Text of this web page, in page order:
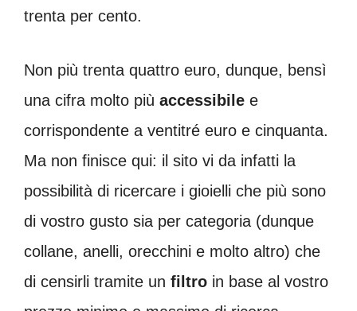
trenta per cento.
Non più trenta quattro euro, dunque, bensì
una cifra molto più accessibile e
corrispondente a ventitré euro e cinquanta.
Ma non finisce qui: il sito vi da infatti la
possibilità di ricercare i gioielli che più sono
di vostro gusto sia per categoria (dunque
collane, anelli, orecchini e molto altro) che
di censirli tramite un filtro in base al vostro